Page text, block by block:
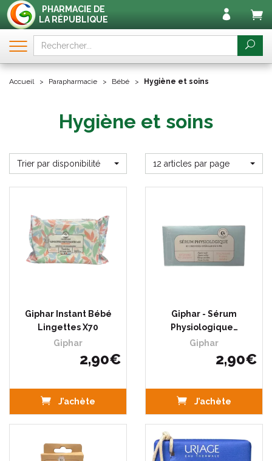
PHARMACIE DE
LA RÉPUBLIQUE
Accueil Parapharmacie Bébé Hygiène et soins
Hygiène et soins
Trier par disponibilité 12 articles par page
Giphar Instant Bébé
Lingettes X70
Giphar
2,90€
J’achète
Giphar - Sérum
Physiologique…
Giphar
2,90€
J’achète